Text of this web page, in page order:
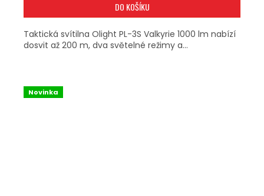
DO KOŠÍKU
Taktická svítilna Olight PL-3S Valkyrie 1000 lm nabízí
dosvit až 200 m, dva světelné režimy a...
Novinka